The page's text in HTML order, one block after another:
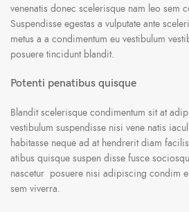
venenatis donec scelerisque nam leo sem
Suspendisse egestas a vulputate ante
metus a a condimentum eu vestibulum
posuere tincidunt blandit.
Potenti penatibus quisque
Blandit scelerisque condimentum sit at
vestibulum suspendisse nisi vene natis
habitasse neque ad at hendrerit diam
atibus quisque suspen disse fusce
nascetur posuere nisi adipiscing condim
sem viverra.